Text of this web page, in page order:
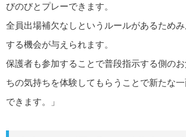
びのびとプレーできます。
全員出場補欠なしというルールがあるため
する機会が与えられます。
保護者も参加することで普段指示する側の
ちの気持ちを体験してもらうことで新たな
できます。」